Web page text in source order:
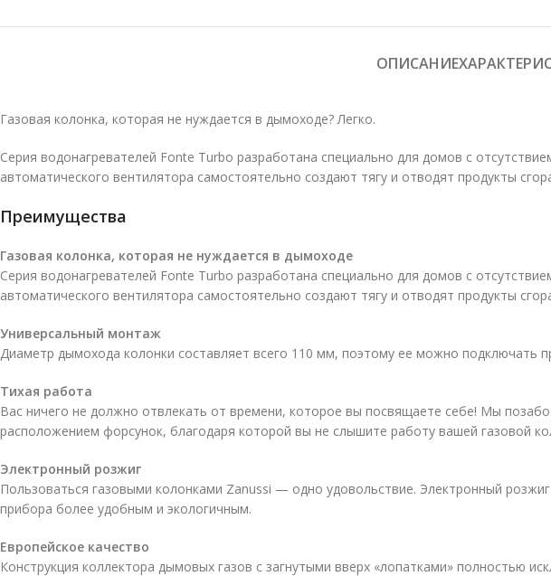
ОПИСАНИЕ
Газовая колонка, которая не нуждается в дымоходе? Легко.
Серия водонагревателей Fonte Turbo разработана специально для домов с
автоматического вентилятора самостоятельно создают тягу и отводят продукты
Преимущества
Газовая колонка, которая не нуждается в дымоходе
Серия водонагревателей Fonte Turbo разработана специально для домов с
автоматического вентилятора самостоятельно создают тягу и отводят продукты
Универсальный монтаж
Диаметр дымохода колонки составляет всего 110 мм, поэтому ее можно подключать
Тихая работа
Вас ничего не должно отвлекать от времени, которое вы посвящаете себе! Мы
расположением форсунок, благодаря которой вы не слышите работу вашей газовой
Электронный розжиг
Пользоваться газовыми колонками Zanussi — одно удовольствие. Электронный
прибора более удобным и экологичным.
Европейское качество
Конструкция коллектора дымовых газов с загнутыми вверх «лопатками» полностью